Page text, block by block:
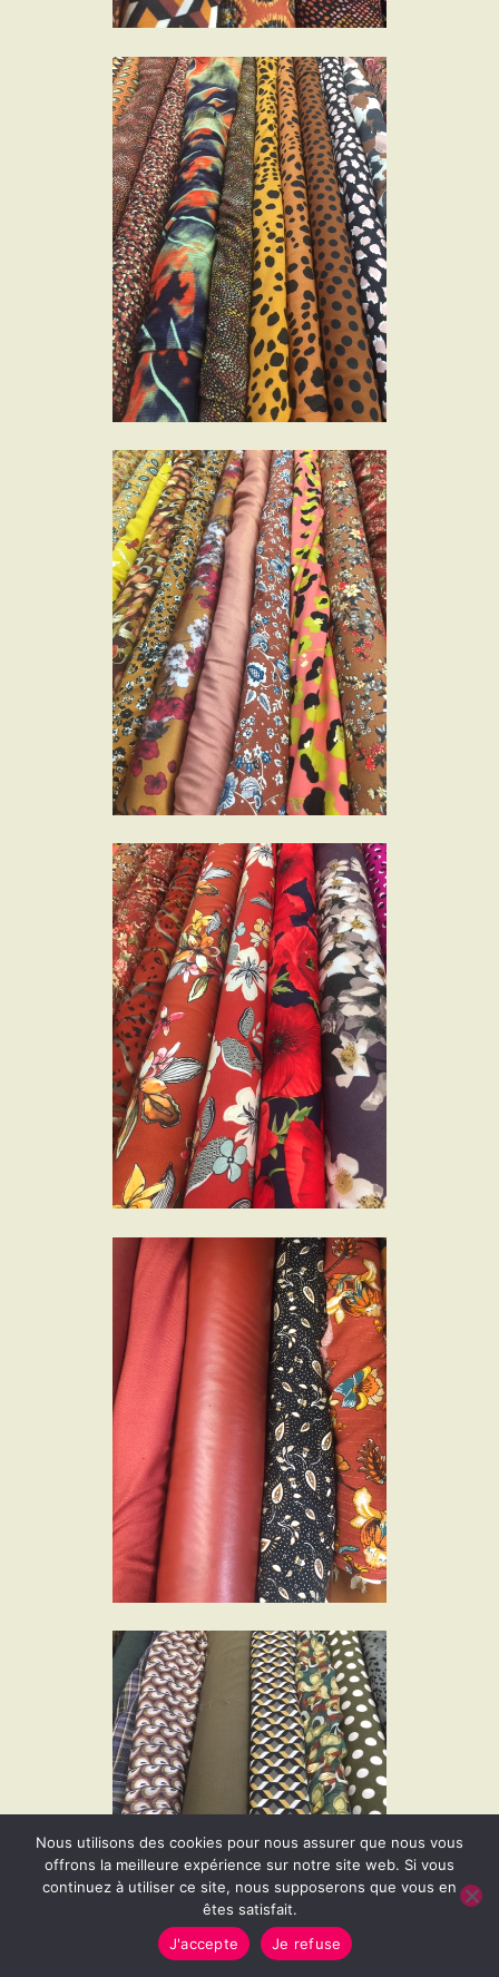
Nous utilisons des cookies pour nous assurer que nous vous
offrons la meilleure expérience sur notre site web. Si vous
continuez à utiliser ce site, nous supposerons que vous en
êtes satisfait.
J'accepte
Je refuse